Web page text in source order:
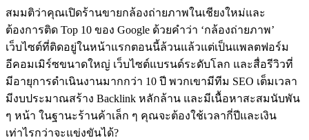
สมมติว่าคุณเปิดร้านขายกล้องถ่ายภาพในเชียงใหม่และ
ต้องการติด Top 10 ของ Google ด้วยคำว่า ‘กล้องถ่ายภาพ’
เว็บไซต์ที่ติดอยู่ในหน้าแรกตอนนี้ล้วนแล้วแต่เป็นแพลตฟอร์ม
อีคอมเมิร์ซขนาดใหญ่ เว็บไซต์แบรนด์ระดับโลก และสื่อรีวิวที่
มีอายุการดำเนินงานมากกว่า 10 ปี พวกเขามีทีม SEO เต็มเวลา
มีงบประมาณสร้าง Backlink หลักล้าน และมีเนื้อหาสะสมนับพัน
ๆ หน้า ในฐานะร้านค้าเล็ก ๆ คุณจะต้องใช้เวลากี่ปีและเงิน
เท่าไรกว่าจะแข่งขันได้?